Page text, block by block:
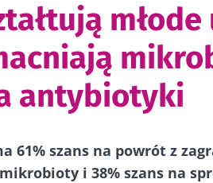
młode
antybiotyki
61% szans na powrót z
i 38% szans na